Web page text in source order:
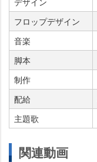
フロップデザイン
音楽
脚本
制作
配給
主題歌
関連動画